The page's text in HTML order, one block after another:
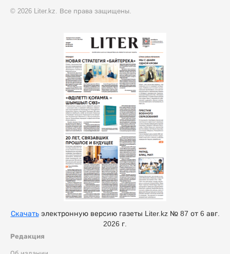
© 2026 Liter.kz. Все права защищены.
Редакция
Скачатьэлектронную версию газеты Liter.kz № 87 от 6 авг.
2026 г.